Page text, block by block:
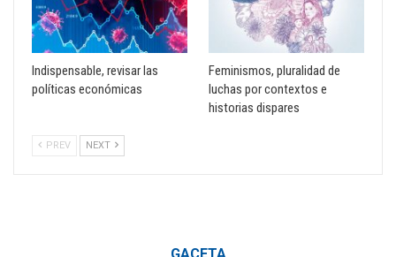
Indispensable, revisar las
políticas económicas
Feminismos, pluralidad de
luchas por contextos e
historias dispares
PREV NEXT
GACETA